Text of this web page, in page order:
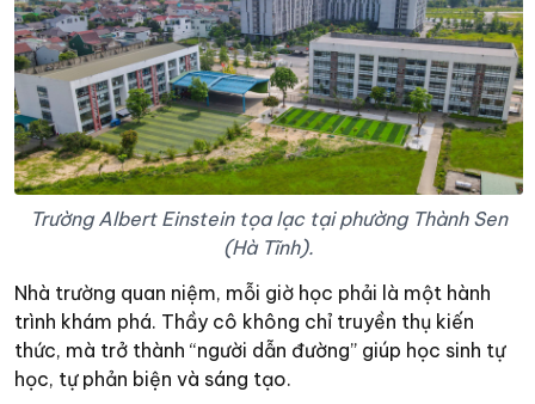
Trường Albert Einstein tọa lạc tại phường Thành Sen
(Hà Tĩnh).
Nhà trường quan niệm, mỗi giờ học phải là một hành
trình khám phá. Thầy cô không chỉ truyền thụ kiến
thức, mà trở thành “người dẫn đường” giúp học sinh tự
học, tự phản biện và sáng tạo.